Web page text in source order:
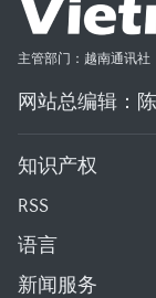
主管部门：越南通讯社
网站总编辑：
知识产权
RSS
语言
新闻服务